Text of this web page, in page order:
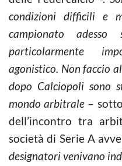
condizioni difficili e
campionato
particolarmente
agonistico. Non faccio
dopo Calciopoli sono
mondo arbitrale –
dell’incontro tra
società di Serie A
designatori venivano